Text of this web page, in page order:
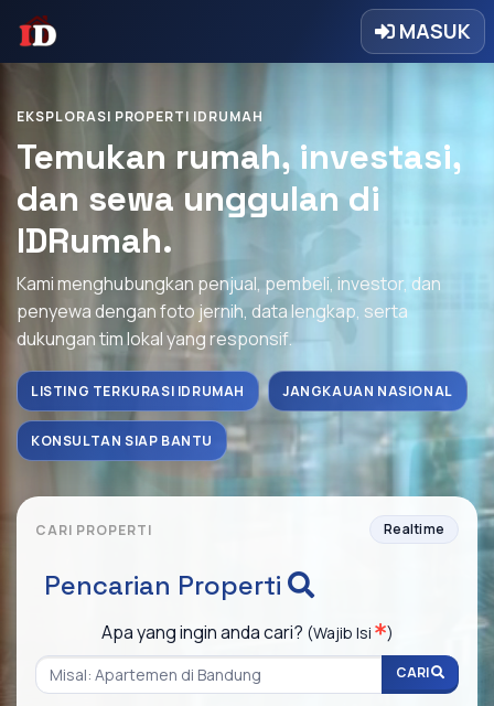
MASUK
EKSPLORASI PROPERTI IDRUMAH
Temukan rumah, investasi,
dan sewa unggulan di
IDRumah.
Kami menghubungkan penjual, pembeli, investor, dan
penyewa dengan foto jernih, data lengkap, serta
dukungan tim lokal yang responsif.
LISTING TERKURASI IDRUMAH JANGKAUAN NASIONAL
KONSULTAN SIAP BANTU
CARI PROPERTI Realtime
Pencarian Properti
Apa yang ingin anda cari? (Wajib Isi )
CARI